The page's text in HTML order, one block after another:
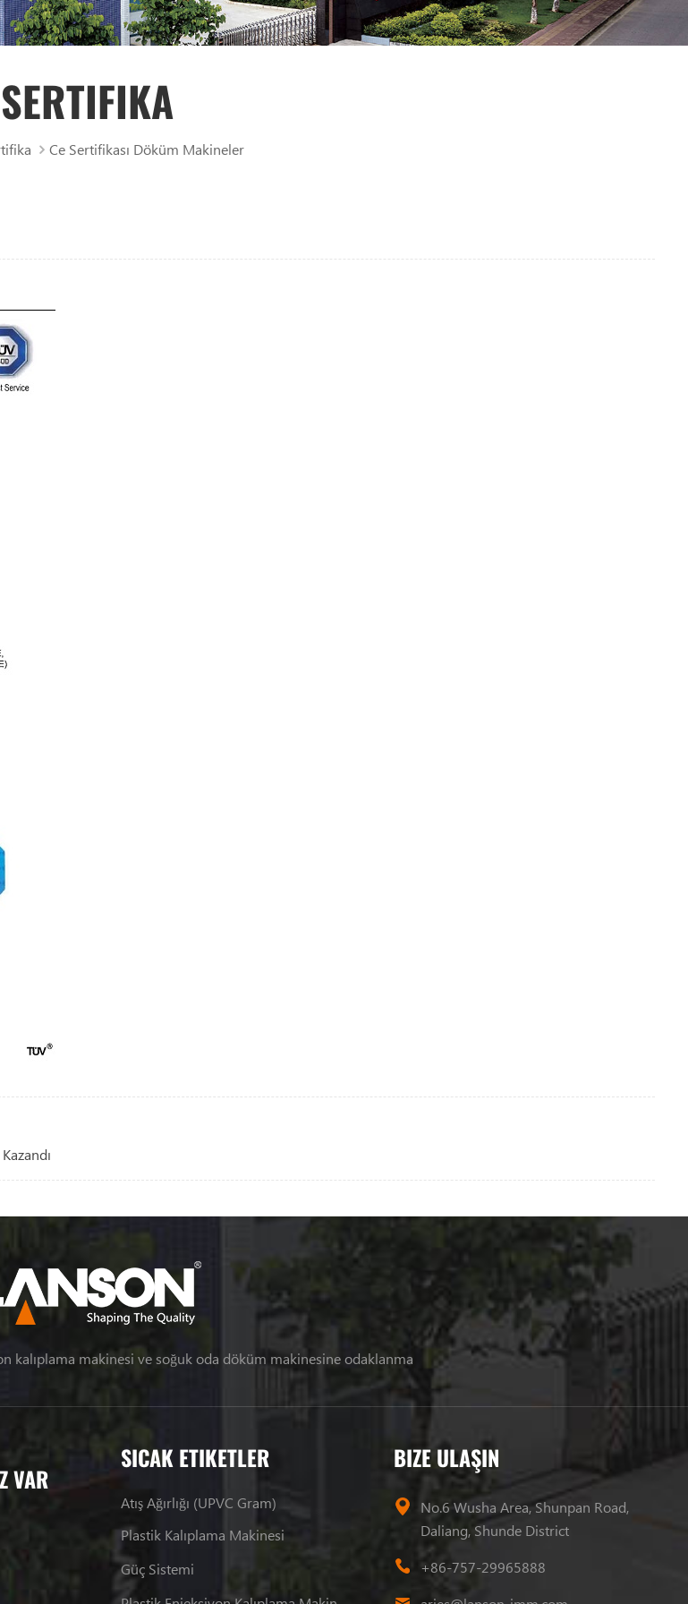
SERTIFIKA
Ce Sertifikası Döküm Makineler
kalıplama makinesi ve soğuk oda döküm makinesine odaklanma
VAR
SICAK ETIKETLER
Atış Ağırlığı (UPVC Gram)
Plastik Kalıplama Makinesi
Güç Sistemi
BIZE ULAŞIN
No.6 Wusha Area, Shunpan Road,
Daliang, Shunde District
+86-757-29965888